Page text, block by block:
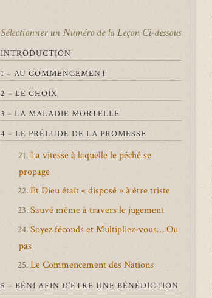
Sélectionner un Numéro de la Leçon Ci-dessous
INTRODUCTION
1 – AU COMMENCEMENT
2 – LE CHOIX
3 – LA MALADIE MORTELLE
4 – LE PRÉLUDE DE LA PROMESSE
21. La vitesse à laquelle le péché se
propage
22. Et Dieu était « disposé » à être triste
23. Sauvé même à travers le jugement
24. Soyez féconds et Multipliez-vous… Ou
pas
25. Le Commencement des Nations
5 – BÉNI AFIN D’ÊTRE UNE BÉNÉDICTION